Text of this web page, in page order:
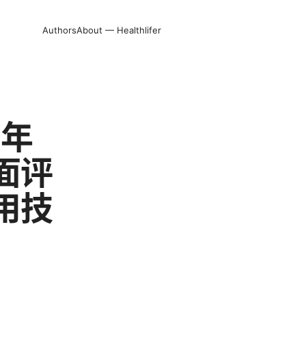
AuthorsAbout — Healthlifer
评
技